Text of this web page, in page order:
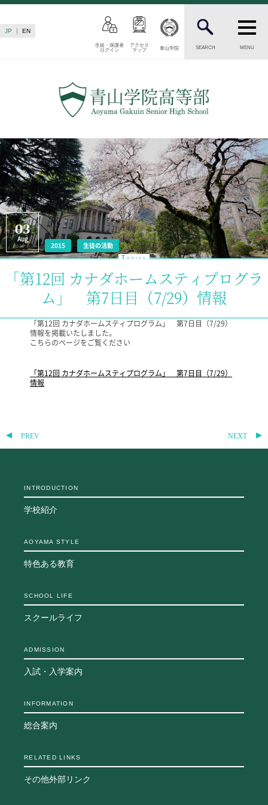
JP EN
生徒・保護者
ログイン
アクセス
マップ
青山学院 SEARCH MENU
高等部の歴史
生徒数・教職員数
一貫校の流れ
卒業後の進路
卒業生からのメッセージ
AOYAMA STYLE
特色ある教育
教科・学習内容
キリスト教教育
平和・共生学習
高大連携
SCHOOL LIFE
一日の流れ
クラブ・同好会
保健室
図書館
いじめ防止対策
入試・入学案内
公開行事の紹介
入学試験問題
海外に住む中学生の方へ
上級学校訪問
志願者速報
03
Aug
2015 生徒の活動
T OPICS
「第12回 カナダホームスティプログラ
ム」 第7日目（7/29）情報
「第12回 カナダホームスティプログラム」 第7日目（7/29）
情報を掲載いたしました。
こちらのページをご覧ください
「第12回 カナダホームスティプログラム」 第7日目（7/29）
情報
PREV NEXT
INTRODUCTION
学校紹介
AOYAMA STYLE
特色ある教育
SCHOOL LIFE
スクールライフ
ADMISSION
入試・入学案内
INFORMATION
総合案内
RELATED LINKS
その他外部リンク